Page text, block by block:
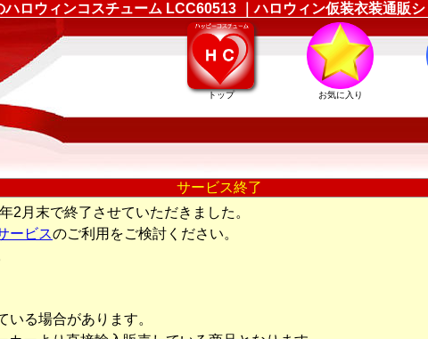
ロウィンコスチューム LCC60513 ｜ハロウィン仮装衣装通販シ
トップ お気に入り
サービス終了
2月末で終了させていただきました。
ービスのご利用をご検討ください。
る場合があります。